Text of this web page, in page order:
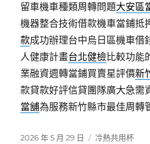
留車機車種類周轉問題大安區
機器整合技術借款機車當鋪抵
款成功辦理台中烏日區機車借
人健康計畫台北健檢比較功能
業融資週轉當鋪買賣星評價新
款貸款好評信貸團隊廣大急需
當舖為服務新竹縣市最佳周轉
發
2026 年 5 月 29 日
分
冷熱共用杯